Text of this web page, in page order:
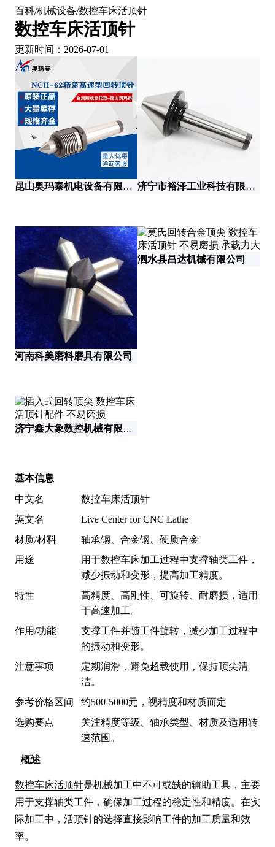
百科/机械设备/数控车床活顶针
数控车床活顶针
更新时间：2026-07-01
昆山奥玛泰机电设备有限公司 济宁市裕泽工业科技有限公司
河南科美磨料磨具有限公司
泗水县昌达机械有限公司
济宁鑫大象数控机械有限公司
概述
数控车床活顶针是机械加工中不可或缺的辅助工具，主要
用于支撑轴类工件，确保加工过程的稳定性和精度。在实
际加工中，活顶针的选择直接影响工件的加工质量和效
率。
基本信息
中文名
数控车床活顶针
英文名
Live Center for CNC Lathe
材质/材料
轴承钢、合金钢、硬质合金
用途
用于数控车床加工过程中支撑轴类工件，
减少振动和变形，提高加工精度。
特性
高精度、高刚性、可旋转、耐磨损，适用
于高速加工。
作用/功能
支撑工件并随工件旋转，减少加工过程中
的振动和变形。
注意事项
定期润滑，避免超载使用，保持顶尖清
洁。
参考价格区间
约500-5000元，视精度和材质而定
选购要点
关注精度等级、轴承类型、材质及适用转
速范围。